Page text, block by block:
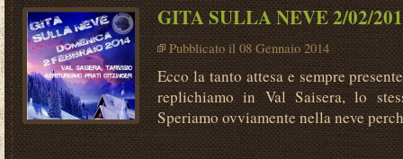
GITA SULLA NEVE 2/02/
Pubblicato il 08 Gennaio 2014
Ecco la tanto attesa e sempre
replichiamo in Val Saisera, lo
Speriamo ovviamente nella neve